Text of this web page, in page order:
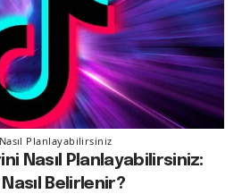
Planlayabilirsiniz
Nasıl Planlayabilirsiniz:
Belirlenir?